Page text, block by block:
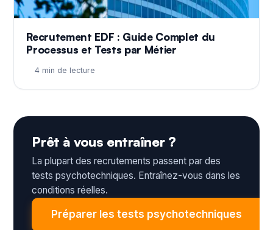
Recrutement EDF : Guide Complet du
Processus et Tests par Métier
4 min de lecture
Prêt à vous entraîner ?
La plupart des recrutements passent par des
tests psychotechniques. Entraînez-vous dans les
conditions réelles.
Préparer les tests psychotechniques